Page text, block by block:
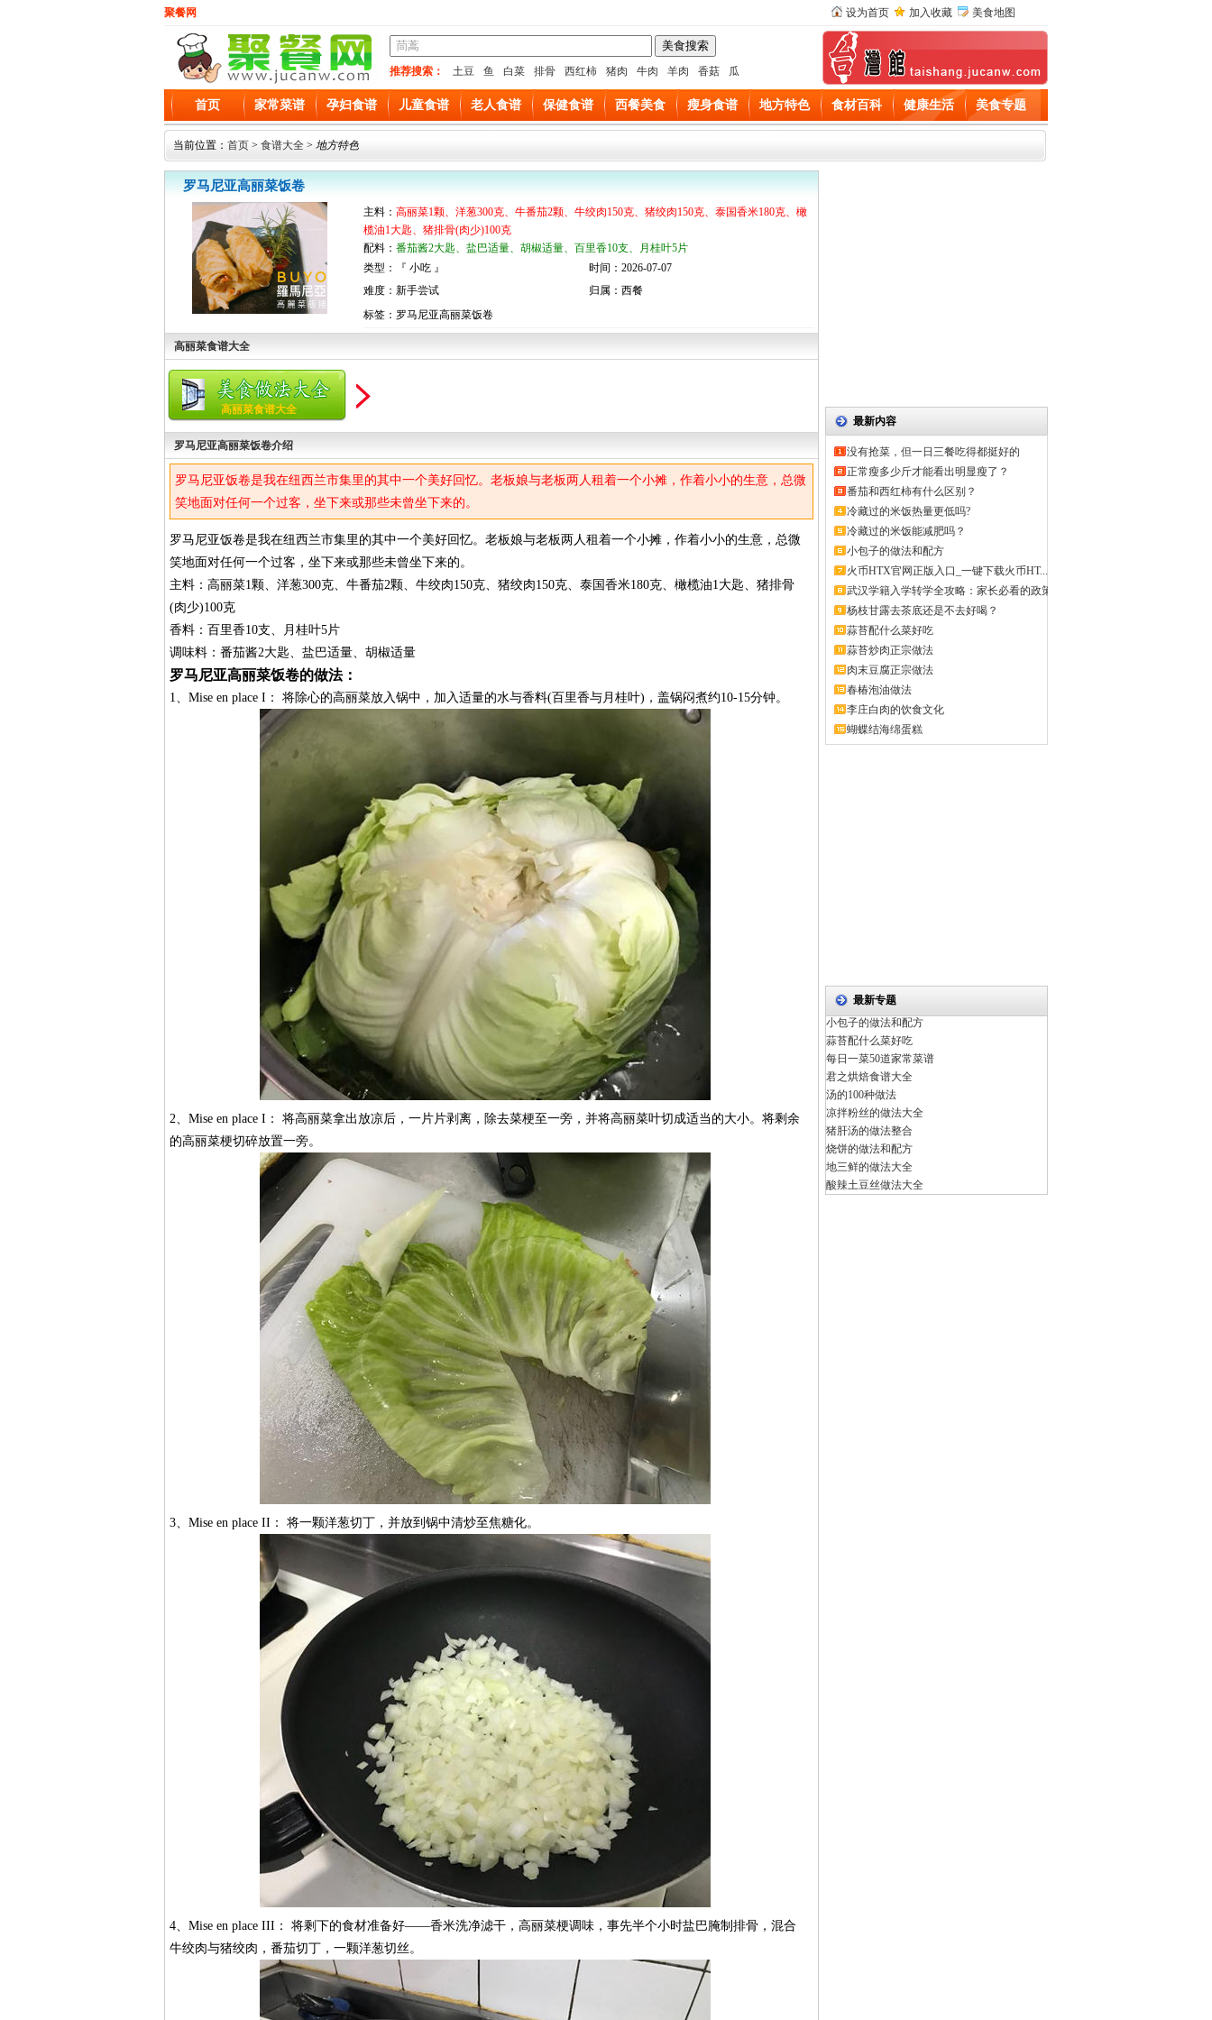
聚餐网 设为首页 加入收藏 美食地图
推荐搜索： 土豆 鱼 白菜 排骨 西红柿 猪肉 牛肉 羊肉 香菇 瓜
首页 家常菜谱 孕妇食谱 儿童食谱 老人食谱 保健食谱 西餐美食 瘦身食谱 地方特色 食材百科 健康生活 美食专题
当前位置： 首页 > 食谱大全 > 地方特色
罗马尼亚高丽菜饭卷
主料： 高丽菜1颗、洋葱300克、牛番茄2颗、牛绞肉150克、猪绞肉150克、泰国香米180克、橄
榄油1大匙、猪排骨(肉少)100克
配料： 番茄酱2大匙、盐巴适量、胡椒适量、百里香10支、月桂叶5片
类型：『 小吃 』
时间：2026-07-07
难度：新手尝试
归属：西餐
标签：罗马尼亚高丽菜饭卷
高丽菜食谱大全
高丽菜食谱大全
罗马尼亚高丽菜饭卷介绍
罗马尼亚饭卷是我在纽西兰市集里的其中一个美好回忆。老板娘与老板两人租着一个小摊，作着小小的生意，总微
笑地面对任何一个过客，坐下来或那些未曾坐下来的。
罗马尼亚饭卷是我在纽西兰市集里的其中一个美好回忆。老板娘与老板两人租着一个小摊，作着小小的生意，总微
笑地面对任何一个过客，坐下来或那些未曾坐下来的。
主料：高丽菜1颗、洋葱300克、牛番茄2颗、牛绞肉150克、猪绞肉150克、泰国香米180克、橄榄油1大匙、猪排骨
(肉少)100克
香料：百里香10支、月桂叶5片
调味料：番茄酱2大匙、盐巴适量、胡椒适量
罗马尼亚高丽菜饭卷的做法：
1、Mise en place I： 将除心的高丽菜放入锅中，加入适量的水与香料(百里香与月桂叶)，盖锅闷煮约10-15分钟。
2、Mise en place I： 将高丽菜拿出放凉后，一片片剥离，除去菜梗至一旁，并将高丽菜叶切成适当的大小。将剩余
的高丽菜梗切碎放置一旁。
3、Mise en place II： 将一颗洋葱切丁，并放到锅中清炒至焦糖化。
4、Mise en place III： 将剩下的食材准备好——香米洗净滤干，高丽菜梗调味，事先半个小时盐巴腌制排骨，混合
牛绞肉与猪绞肉，番茄切丁，一颗洋葱切丝。
最新内容
没有抢菜，但一日三餐吃得都挺好的
正常瘦多少斤才能看出明显瘦了？
番茄和西红柿有什么区别？
冷藏过的米饭热量更低吗?
冷藏过的米饭能减肥吗？
小包子的做法和配方
火币HTX官网正版入口_一键下载火币HT...
武汉学籍入学转学全攻略：家长必看的政策
解...
杨枝甘露去茶底还是不去好喝？
蒜苔配什么菜好吃
蒜苔炒肉正宗做法
肉末豆腐正宗做法
春椿泡油做法
李庄白肉的饮食文化
蝴蝶结海绵蛋糕
最新专题
小包子的做法和配方
蒜苔配什么菜好吃
每日一菜50道家常菜谱
君之烘焙食谱大全
汤的100种做法
凉拌粉丝的做法大全
猪肝汤的做法整合
烧饼的做法和配方
地三鲜的做法大全
酸辣土豆丝做法大全